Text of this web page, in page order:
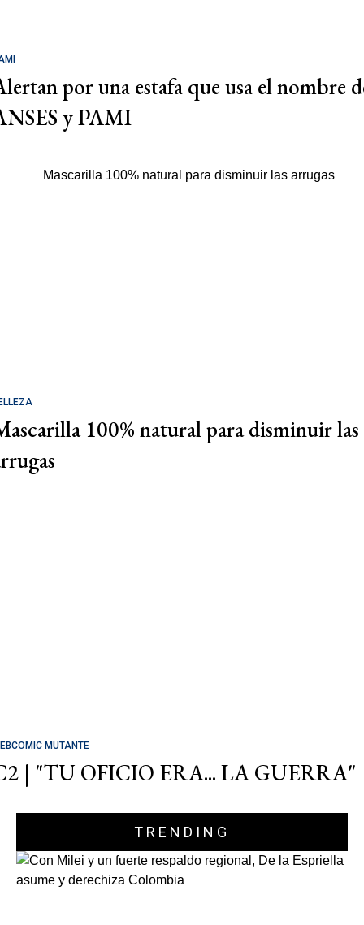
por una estafa que usa el nombre
y PAMI
100% natural para disminuir las
MUTANTE
| "TU OFICIO ERA... LA GUERRA"
TRENDING